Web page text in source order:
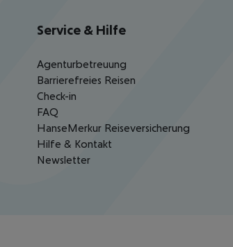
Service & Hilfe
Agenturbetreuung
Barrierefreies Reisen
Check-in
FAQ
HanseMerkur Reiseversicherung
Hilfe & Kontakt
Newsletter